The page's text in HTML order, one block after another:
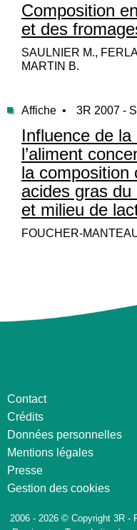
Composition
et des
SAULNIER M.,
MARTIN B.
Affiche • 3R 2007 -
Influence de
l’aliment
la composition
acides gras
et milieu de
FOUCHER-
Contact
Crédits
Données personnelles
Mentions légales
Presse
Gestion des cookies
2006 - 2026 © Copyright 3R -